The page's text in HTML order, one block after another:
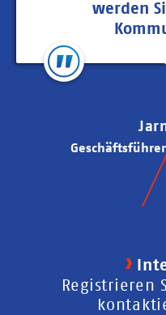
werden
Geschäftsführer
Registrieren